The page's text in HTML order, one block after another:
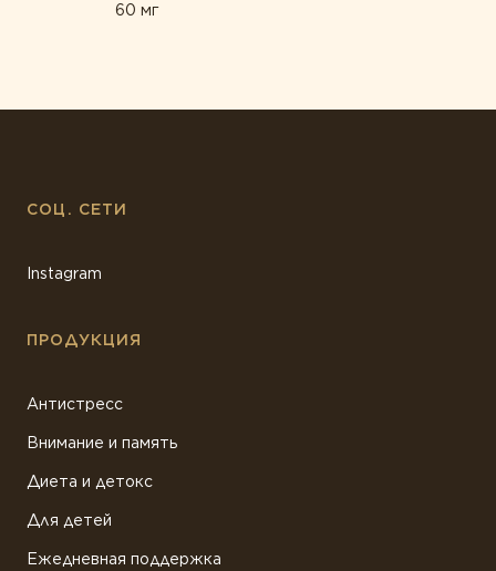
60 мг
СОЦ. СЕТИ
Instagram
ПРОДУКЦИЯ
Антистресс
Внимание и память
Диета и детокс
Для детей
Ежедневная поддержка